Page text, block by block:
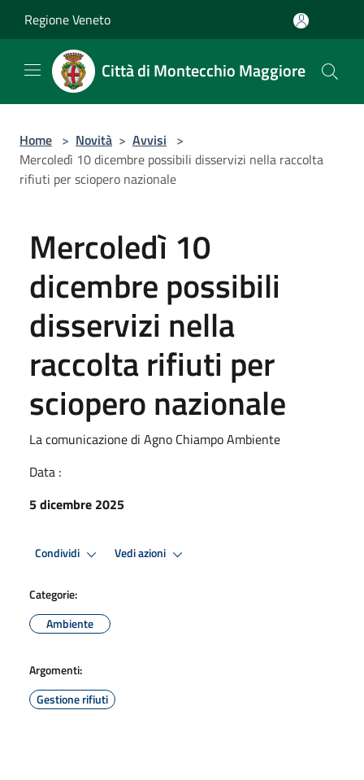
Regione Veneto
Città di Montecchio Maggiore
Home > Novità > Avvisi >
Mercoledì 10 dicembre possibili disservizi nella raccolta
rifiuti per sciopero nazionale
Mercoledì 10
dicembre possibili
disservizi nella
raccolta rifiuti per
sciopero nazionale
La comunicazione di Agno Chiampo Ambiente
Data :
5 dicembre 2025
Condividi Vedi azioni
Categorie:
Ambiente
Argomenti:
Gestione rifiuti